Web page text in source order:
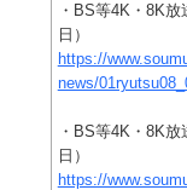
・BS等4K・8K
日）
https://
news/
・BS等4K・8K
日）
https://